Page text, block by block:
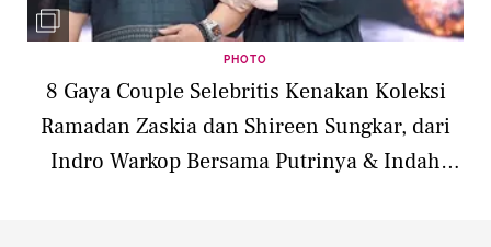
PHOTO
8 Gaya Couple Selebritis Kenakan Koleksi
Ramadan Zaskia dan Shireen Sungkar, dari
Indro Warkop Bersama Putrinya & Indah